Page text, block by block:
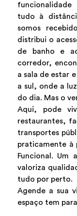
tudo à
somos
distribui o
de banho e
corredor,
a sala de estar
a sul, onde a
do dia. Mas o
Aqui, pode
restaurantes,
transportes
praticamente à
Funcional. Um
valoriza
tudo por perto.
Agende a sua
espaço tem